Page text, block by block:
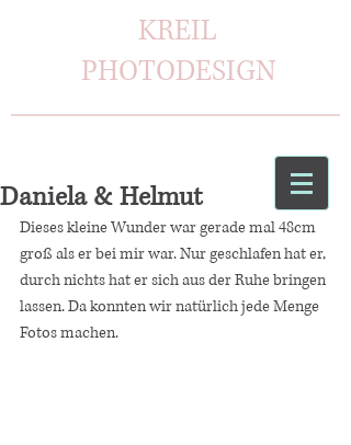
KREIL
PHOTODESIGN
Daniela & Helmut
Dieses kleine Wunder war gerade mal 48cm
groß als er bei mir war. Nur geschlafen hat er,
durch nichts hat er sich aus der Ruhe bringen
lassen. Da konnten wir natürlich jede Menge
Fotos machen.